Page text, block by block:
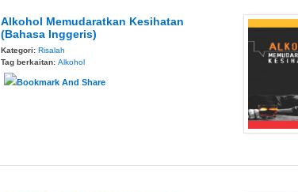
Alkohol Memudaratkan Kesihatan
(Bahasa Inggeris)
Kategori: Risalah
Tag berkaitan: Alkohol